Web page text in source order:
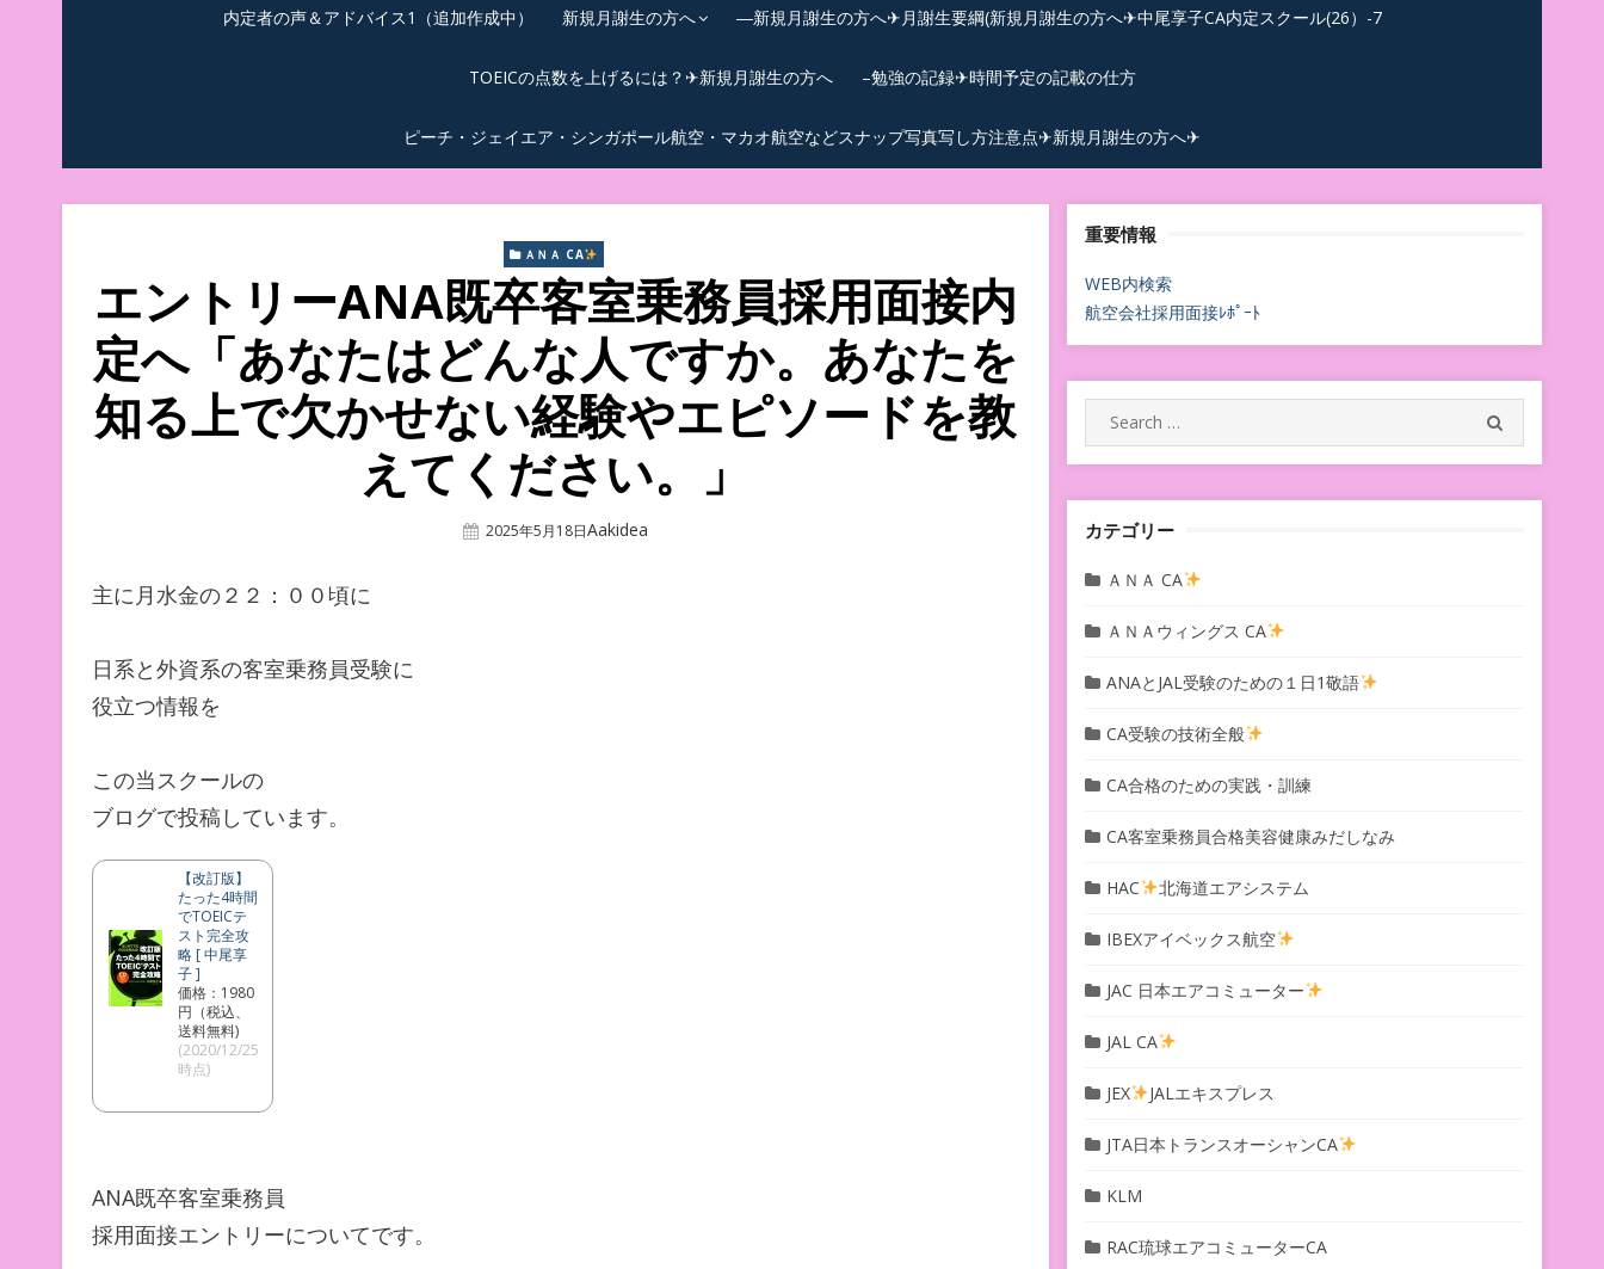
内定者の声＆アドバイス1（追加作成中） 新規月謝生の方へ ―新規月謝生の方へ✈月謝生要綱(新規月謝生の方へ✈中尾享子CA内定スクール(26）-7
TOEICの点数を上げるには？✈新規月謝生の方へ –勉強の記録✈時間予定の記載の仕方
ピーチ・ジェイエア・シンガポール航空・マカオ航空などスナップ写真写し方注意点✈新規月謝生の方へ✈
ＡＮＡ CA
エントリーANA既卒客室乗務員採用面接内
定へ「あなたはどんな人ですか。あなたを
知る上で欠かせない経験やエピソードを教
えてください。」
Posted
2025年5月18日Author
Aakidea
主に月水金の２２：００頃に
日系と外資系の客室乗務員受験に
役立つ情報を
この当スクールの
ブログで投稿しています。
【改訂版】
たった4時間
でTOEICテ
スト完全攻
略 [ 中尾享
子 ]
価格：1980
円（税込、
送料無料)
(2020/12/25
時点)
ANA既卒客室乗務員
採用面接エントリーについてです。
重要情報
WEB内検索
航空会社採用面接ﾚﾎﾟｰﾄ
Search
for:
カテゴリー
ＡＮＡ CA
ＡＮＡウィングス CA
ANAとJAL受験のための１日1敬語
CA受験の技術全般
CA合格のための実践・訓練
CA客室乗務員合格美容健康みだしなみ
HAC 北海道エアシステム
IBEXアイベックス航空
JAC 日本エアコミューター
JAL CA
JEX JALエキスプレス
JTA日本トランスオーシャンCA
KLM
RAC琉球エアコミューターCA